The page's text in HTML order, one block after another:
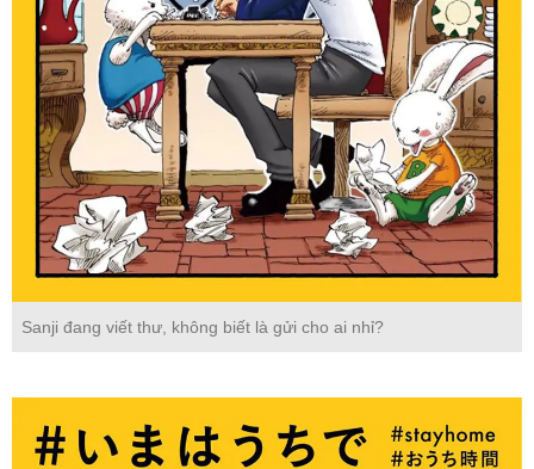
Sanji đang viết thư, không biết là gửi cho ai nhỉ?